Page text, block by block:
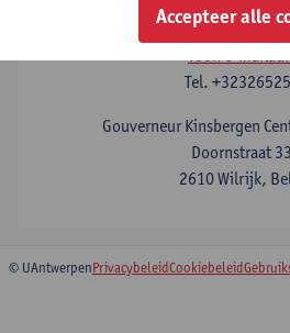
Chris
Toon e-
Tel.
Gouverneur Kinsbergen
Doornstraat
2610 Wilrijk,
© UAntwerpenPrivacybeleidCookiebeleid
Accepteer alle